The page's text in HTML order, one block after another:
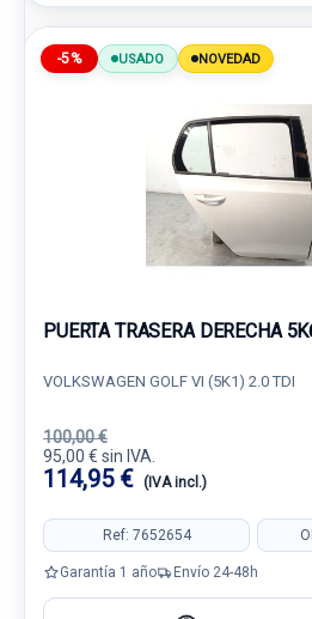
-5% USADO NOVEDAD
PUERTA TRASERA DERECHA
VOLKSWAGEN GOLF VI (5K1) 2.0 TDI
100,00 €
95,00 € sin IVA.
114,95 € (IVA incl.)
Ref: 7652654
Garantía 1 año Envío 24-48h